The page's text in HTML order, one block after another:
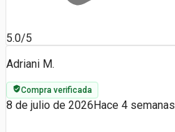
5.0/5
Adriani M.
Compra verificada
8 de julio de 2026 Hace 4 semanas